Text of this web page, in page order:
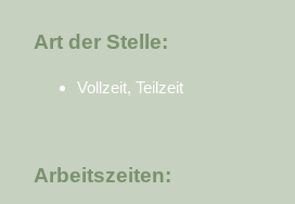
Art der Stelle:
Vollzeit, Teilzeit
Arbeitszeiten: